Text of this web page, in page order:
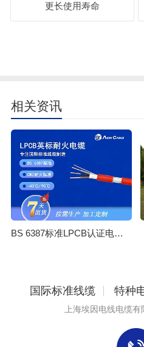
更长使用寿命
相关资讯
BS 6387标准LPCB认证电缆｜火灾生命线，工程安全首选
国际标准线缆 特种
上海埃因电线电缆有